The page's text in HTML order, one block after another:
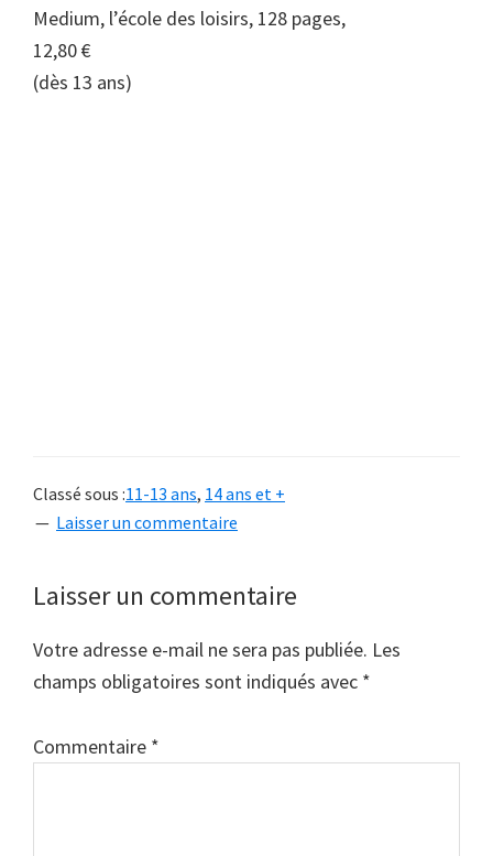
Medium, l’école des loisirs, 128 pages,
12,80 €
(dès 13 ans)
Classé sous :11-13 ans, 14 ans et +
Laisser un commentaire
Interactions
lecteur
Laisser un commentaire
Votre adresse e-mail ne sera pas publiée. Les
champs obligatoires sont indiqués avec *
Commentaire *